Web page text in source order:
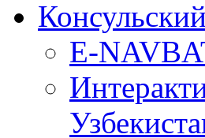
E-